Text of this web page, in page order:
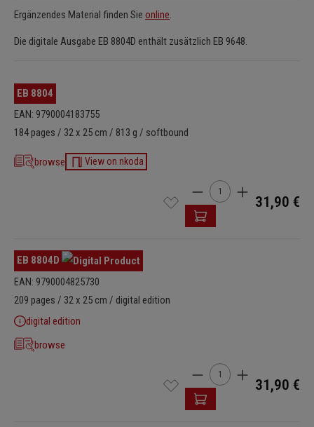
Ergänzendes Material finden Sie online.
Die digitale Ausgabe EB 8804D enthält zusätzlich EB 9648.
EB 8804
EAN: 9790004183755
184 pages / 32 x 25 cm / 813 g / softbound
browse View on nkoda
Product Quantity:
31,90 €
EB 8804D
EAN: 9790004825730
209 pages / 32 x 25 cm / digital edition
digital edition
browse
Product Quantity:
31,90 €